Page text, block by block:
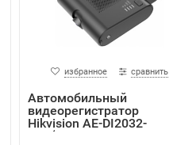
избранное сравнить
Автомобильный
видеорегистратор
Hikvision AE-DI2032-
G40(In...